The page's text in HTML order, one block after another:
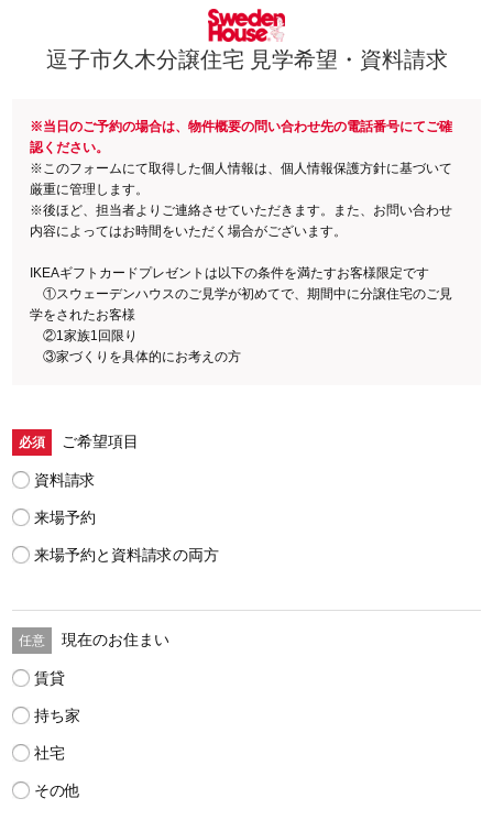
逗子市久木分譲住宅 見学希望・資料請求
※当日のご予約の場合は、物件概要の問い合わせ先の電話番号にてご確
認ください。
※このフォームにて取得した個人情報は、個人情報保護方針に基づいて
厳重に管理します。
※後ほど、担当者よりご連絡させていただきます。また、お問い合わせ
内容によってはお時間をいただく場合がございます。
IKEAギフトカードプレゼントは以下の条件を満たすお客様限定です
①スウェーデンハウスのご見学が初めてで、期間中に分譲住宅のご見
学をされたお客様
②1家族1回限り
③家づくりを具体的にお考えの方
ご希望項目
資料請求
来場予約
来場予約と資料請求の両方
現在のお住まい
賃貸
持ち家
社宅
その他